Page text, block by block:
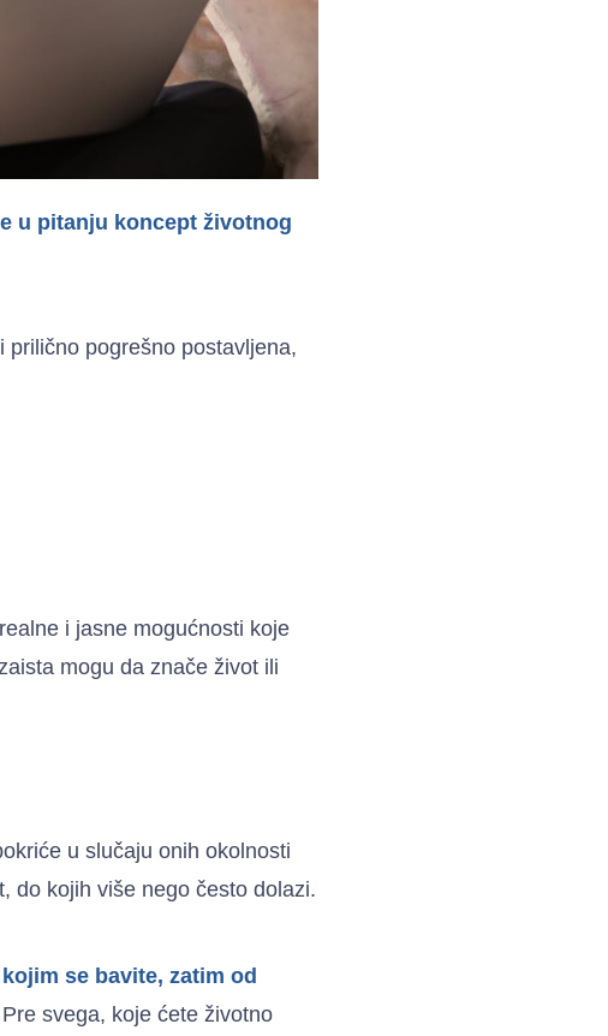
u pitanju koncept životnog
pogrešno postavljena,
i jasne mogućnosti koje
mogu da znače život ili
u slučaju onih okolnosti
do kojih više nego često dolazi.
se bavite, zatim od
svega, koje ćete životno